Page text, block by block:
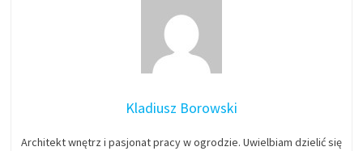
Kladiusz Borowski
Architekt wnętrz i pasjonat pracy w ogrodzie. Uwielbiam dzielić się